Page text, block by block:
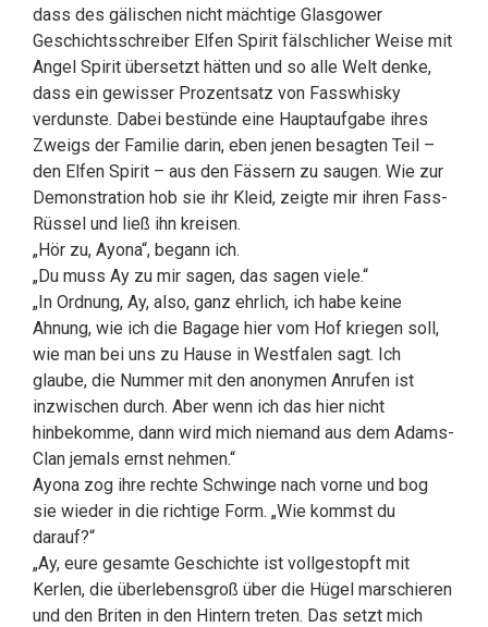
dass des gälischen nicht mächtige Glasgower
Geschichtsschreiber Elfen Spirit fälschlicher Weise mit
Angel Spirit übersetzt hätten und so alle Welt denke,
dass ein gewisser Prozentsatz von Fasswhisky
verdunste. Dabei bestünde eine Hauptaufgabe ihres
Zweigs der Familie darin, eben jenen besagten Teil –
den Elfen Spirit – aus den Fässern zu saugen. Wie zur
Demonstration hob sie ihr Kleid, zeigte mir ihren Fass-
Rüssel und ließ ihn kreisen.
„Hör zu, Ayona“, begann ich.
„Du muss Ay zu mir sagen, das sagen viele.“
„In Ordnung, Ay, also, ganz ehrlich, ich habe keine
Ahnung, wie ich die Bagage hier vom Hof kriegen soll,
wie man bei uns zu Hause in Westfalen sagt. Ich
glaube, die Nummer mit den anonymen Anrufen ist
inzwischen durch. Aber wenn ich das hier nicht
hinbekomme, dann wird mich niemand aus dem Adams-
Clan jemals ernst nehmen.“
Ayona zog ihre rechte Schwinge nach vorne und bog
sie wieder in die richtige Form. „Wie kommst du
darauf?“
„Ay, eure gesamte Geschichte ist vollgestopft mit
Kerlen, die überlebensgroß über die Hügel marschieren
und den Briten in den Hintern treten. Das setzt mich